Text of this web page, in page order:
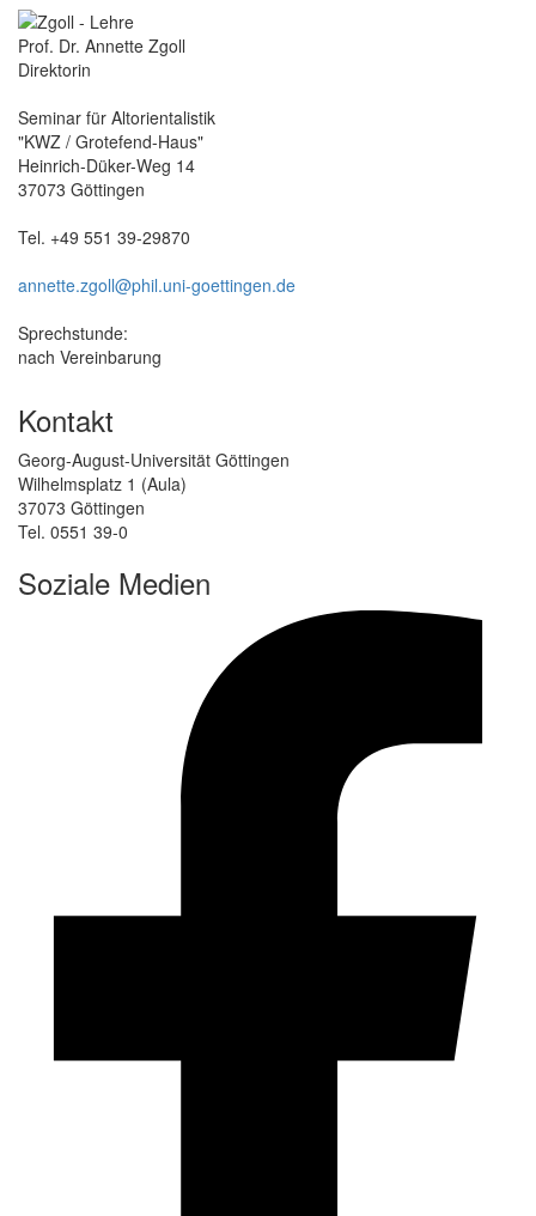
Prof. Dr. Annette Zgoll
Direktorin
Seminar für Altorientalistik
"KWZ / Grotefend-Haus"
Heinrich-Düker-Weg 14
37073 Göttingen
Tel. +49 551 39-29870
annette.zgoll@phil.uni-goettingen.de
Sprechstunde:
nach Vereinbarung
Kontakt
Georg-August-Universität Göttingen
Wilhelmsplatz 1 (Aula)
37073 Göttingen
Tel. 0551 39-0
Soziale Medien